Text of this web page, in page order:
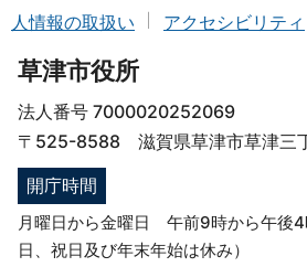
人情報の取扱い
アクセシビリティ
草津市役所
法人番号 7000020252069
〒525-8588 滋賀県草津市草津三
開庁時間
月曜日から金曜日 午前9時から午後
日、祝日及び年末年始は休み）